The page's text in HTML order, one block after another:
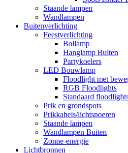
Staande lampen
Wandlampen
Buitenverlichting
Feestverlichting
Bollamp
Hanglamp Buiten
Partykoelers
LED Bouwlamp
Floodlight met
RGB Floodlights
Standaard
Prik en grondspots
Prikkabels/lichtsnoeren
Staande lampen
Wandlampen Buiten
Zonne-energie
Lichtbronnen